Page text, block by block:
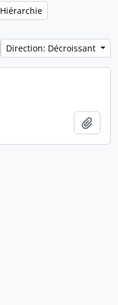
Hiérarchie
Direction: Décroissant